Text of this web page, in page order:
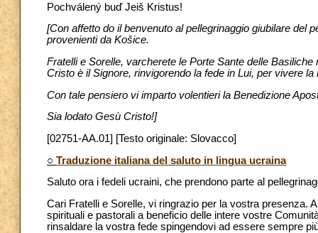
Pochválený buď Jeiš Kristus!
[Con affetto do il benvenuto al pellegrinaggio giubilare del
provenienti da Košice.
Fratelli e Sorelle, varcherete le Porte Sante delle
Cristo è il Signore, rinvigorendo la fede in Lui, per vivere
Con tale pensiero vi imparto volentieri la Benedizione
Sia lodato Gesù Cristo!]
[02751-AA.01] [Testo originale: Slovacco]
○ Traduzione italiana del saluto in lingua ucraina
Saluto ora i fedeli ucraini, che prendono parte al
Cari Fratelli e Sorelle, vi ringrazio per la vostra presenza.
spirituali e pastorali a beneficio delle intere vostre
rinsaldare la vostra fede spingendovi ad essere sempre